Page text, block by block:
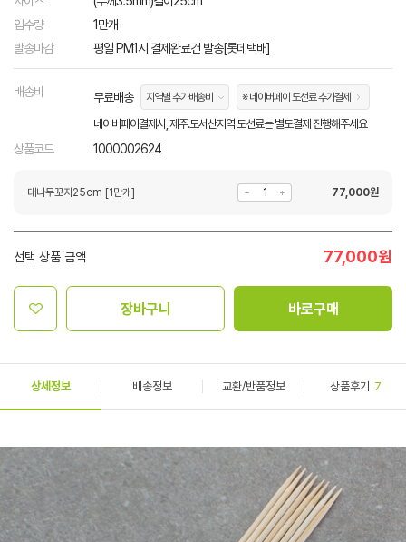
입수량
1만개
발송마감
평일 PM1시 결제완료건 발송[롯데택배]
배송비 무료배송 지역별 추가배송비 ※ 네이버페이 도선료 추가결제
네이버페이결제시, 제주.도서산지역 도선료는 별도결제 진행해주세요
상품코드 1000002624
대나무꼬지25cm [1만개] 77,000원
선택 상품 금액 77,000원
장바구니 바로구매
상세정보 배송정보 교환/반품정보 상품후기 7